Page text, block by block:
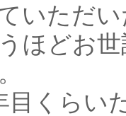
いただ
ほどお
目くらい